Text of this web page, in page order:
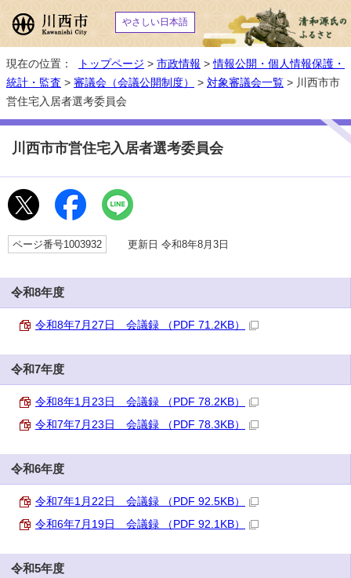
やさしい日本語
現在の位置： トップページ > 市政情報 >情報公開・個人情報保護・
統計・監査 > 審議会（会議公開制度） > 対象審議会一覧 > 川西市市
営住宅入居者選考委員会
川西市市営住宅入居者選考委員会
ページ番号1003932 更新日 令和8年8月3日
令和8年度
令和8年7月27日 会議録 （PDF 71.2KB）
令和7年度
令和8年1月23日 会議録 （PDF 78.2KB）
令和7年7月23日 会議録 （PDF 78.3KB）
令和6年度
令和7年1月22日 会議録 （PDF 92.5KB）
令和6年7月19日 会議録 （PDF 92.1KB）
令和5年度